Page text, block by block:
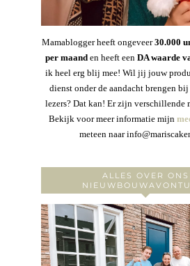
Mamablogger heeft ongeveer30.000
per maanden heeft een DA waarde
ik heel erg blij mee! Wil jij jouw
dienst onder de aandacht brengen
lezers? Dat kan! Er zijn verschillende
Bekijk voor meer informatie mijn
meteen naar
ALLES OVER ONS